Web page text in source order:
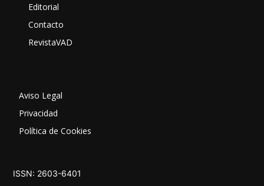
Editorial
Contacto
RevistaVAD
Aviso Legal
Privacidad
Política de Cookies
ISSN: 2603-6401